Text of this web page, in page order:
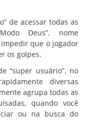
de acessar todas as
Deus”, nome
que o jogador
os golpes.
“super usuário”, no
diversas
agrupa todas as
quando você
ou na busca do